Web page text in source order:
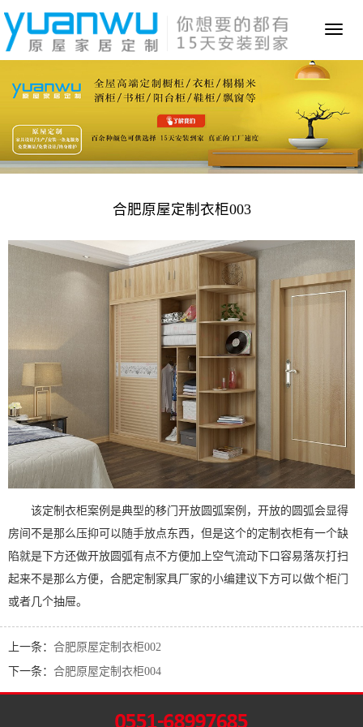
Toggle
合肥原屋定制衣柜003
该定制衣柜案例是典型的移门开放圆弧案例，开放的圆弧会显得
房间不是那么压抑可以随手放点东西，但是这个的定制衣柜有一个缺
陷就是下方还做开放圆弧有点不方便加上空气流动下口容易落灰打扫
起来不是那么方便，合肥定制家具厂家的小编建议下方可以做个柜门
或者几个抽屉。
上一条： 合肥原屋定制衣柜002
下一条： 合肥原屋定制衣柜004